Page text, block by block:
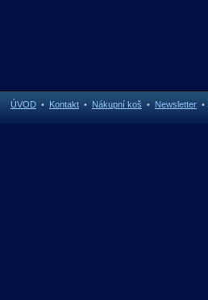
ÚVOD • Kontakt • Nákupní koš • Newsletter •